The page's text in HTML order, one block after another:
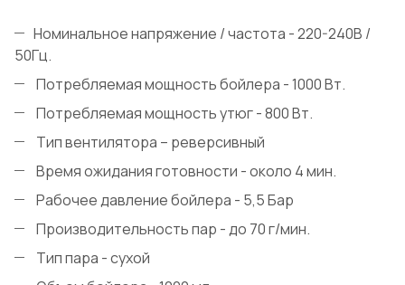
Номинальное напряжение / частота - 220-240В /
50Гц.
Потребляемая мощность бойлера - 1000 Вт.
Потребляемая мощность утюг - 800 Вт.
Тип вентилятора – реверсивный
Время ожидания готовности - около 4 мин.
Рабочее давление бойлера - 5,5 Бар
Производительность пар - до 70 г/мин.
Тип пара - сухой